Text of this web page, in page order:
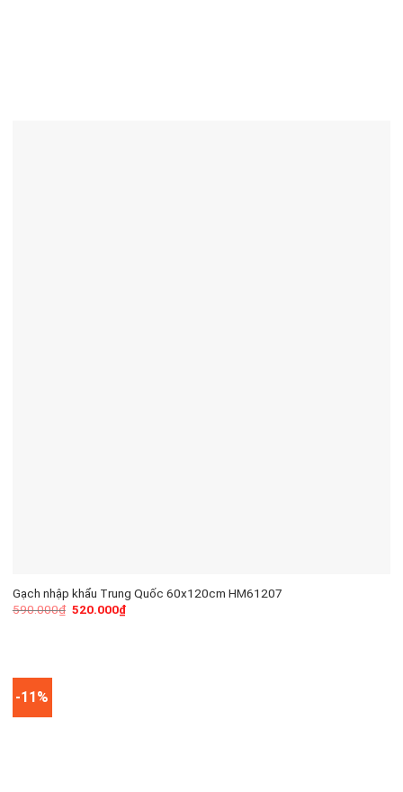
Gạch nhập khẩu Trung Quốc 60x120cm HM61207
590.000₫ 520.000₫
-11%